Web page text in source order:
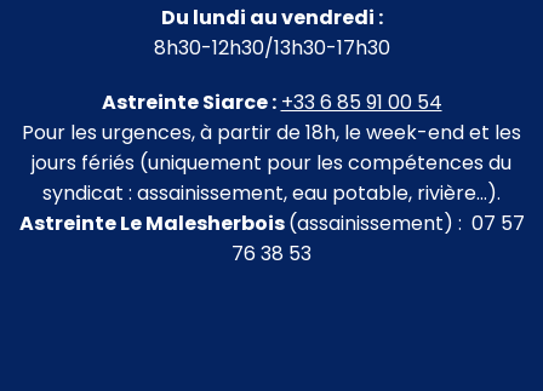
Du lundi au vendredi :
8h30-12h30/13h30-17h30
Astreinte Siarce : +33 6 85 91 00 54
Pour les urgences, à partir de 18h, le week-end et les
jours fériés (uniquement pour les compétences du
syndicat : assainissement, eau potable, rivière…).
Astreinte Le Malesherbois(assainissement) : 07 57
76 38 53